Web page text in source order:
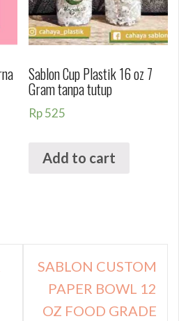
Sablon Cup Plastik 16 oz 7
Gram tanpa tutup
Rp525
Add to cart
SABLON CUSTOM
PAPER BOWL 12
OZ FOOD GRADE